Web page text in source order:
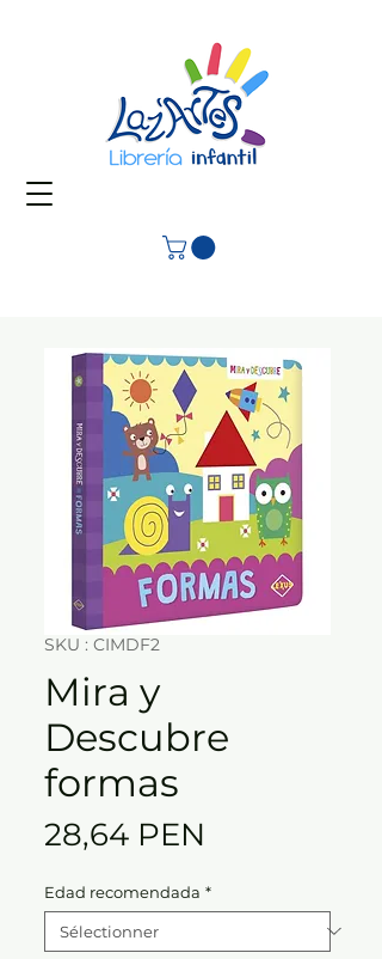
SKU : CIMDF2
Mira y
Descubre
formas
28,64 PEN
Edad recomendada *